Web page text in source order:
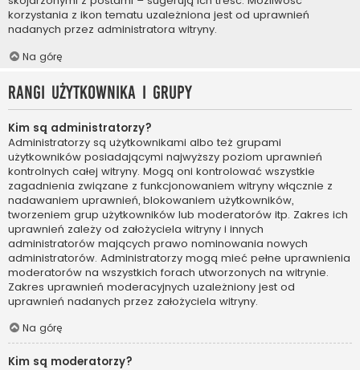
korzystania z ikon tematu uzależniona jest od uprawnień
nadanych przez administratora witryny.
Na górę
Rangi użytkownika i grupy
Kim są administratorzy?
Administratorzy są użytkownikami albo też grupami
użytkowników posiadającymi najwyższy poziom uprawnień
kontrolnych całej witryny. Mogą oni kontrolować wszystkie
zagadnienia związane z funkcjonowaniem witryny włącznie z
nadawaniem uprawnień, blokowaniem użytkowników,
tworzeniem grup użytkowników lub moderatorów itp. Zakres ich
uprawnień zależy od założyciela witryny i innych
administratorów mających prawo nominowania nowych
administratorów. Administratorzy mogą mieć pełne uprawnienia
moderatorów na wszystkich forach utworzonych na witrynie.
Zakres uprawnień moderacyjnych uzależniony jest od
uprawnień nadanych przez założyciela witryny.
Na górę
Kim są moderatorzy?